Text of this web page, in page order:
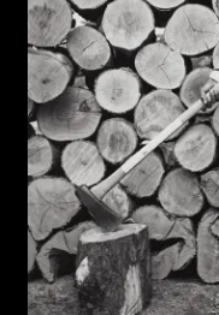
关于M+藏品
探索世界顶级
文化藏品。